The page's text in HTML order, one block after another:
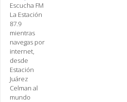
Escucha FM
La Estación
87.9
mientras
navegas por
internet,
desde
Estación
Juárez
Celman al
mundo